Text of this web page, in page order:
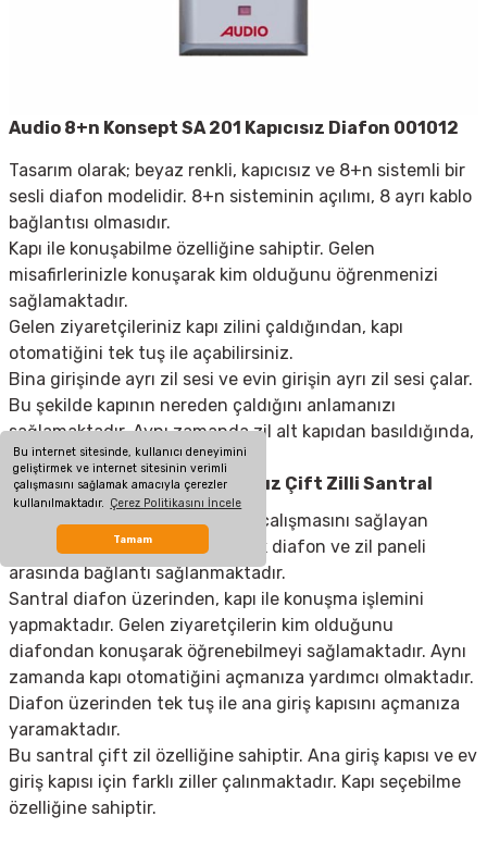
Bu internet sitesinde, kullanıcı deneyimini
geliştirmek ve internet sitesinin verimli
çalışmasını sağlamak amacıyla çerezler
kullanılmaktadır. Çerez Politikasını İncele
Tamam
Audio 8+n Konsept SA 201 Kapıcısız Diafon 001012
Tasarım olarak; beyaz renkli, kapıcısız ve 8+n sistemli bir
sesli diafon modelidir. 8+n sisteminin açılımı, 8 ayrı kablo
bağlantısı olmasıdır.
Kapı ile konuşabilme özelliğine sahiptir. Gelen
misafirlerinizle konuşarak kim olduğunu öğrenmenizi
sağlamaktadır.
Gelen ziyaretçileriniz kapı zilini çaldığından, kapı
otomatiğini tek tuş ile açabilirsiniz.
Bina girişinde ayrı zil sesi ve evin girişin ayrı zil sesi çalar.
Bu şekilde kapının nereden çaldığını anlamanızı
sağlamaktadır. Aynı zamanda zil alt kapıdan basıldığında,
zil beş saniye çalmaktadır.
Audio 002282 ES 102 Kapıcısız Çift Zilli Santral
Santraller; diafon sisteminizin çalışmasını sağlayan
cihazlardır. Bu cihazı kullanarak diafon ve zil paneli
arasında bağlantı sağlanmaktadır.
Santral diafon üzerinden, kapı ile konuşma işlemini
yapmaktadır. Gelen ziyaretçilerin kim olduğunu
diafondan konuşarak öğrenebilmeyi sağlamaktadır. Aynı
zamanda kapı otomatiğini açmanıza yardımcı olmaktadır.
Diafon üzerinden tek tuş ile ana giriş kapısını açmanıza
yaramaktadır.
Bu santral çift zil özelliğine sahiptir. Ana giriş kapısı ve ev
giriş kapısı için farklı ziller çalınmaktadır. Kapı seçebilme
özelliğine sahiptir.